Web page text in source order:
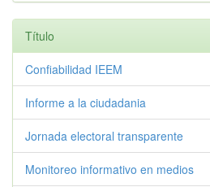
Título
Confiabilidad IEEM
Informe a la ciudadania
Jornada electoral transparente
Monitoreo informativo en medios